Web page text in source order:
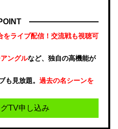
をライブ配信！交流戦も視聴可
ングルなど、独自の高機能が
見放題。 過去の名シーンを
TV申し込み